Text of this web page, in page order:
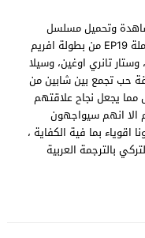
19 مترجمة مشاهدة وتحميل مسلسل
“شراب التوت” Kızılcık Şerbeti حلقة 19 كاملة EP19 من بطولة افريم
تانري اوغين، وسيلا
حب تجمع بين شابين من
يجعل نجاح علاقتهم
الا انهم سيواجهون
بما فية الكفاية ،
التركي بالترجمة العربية